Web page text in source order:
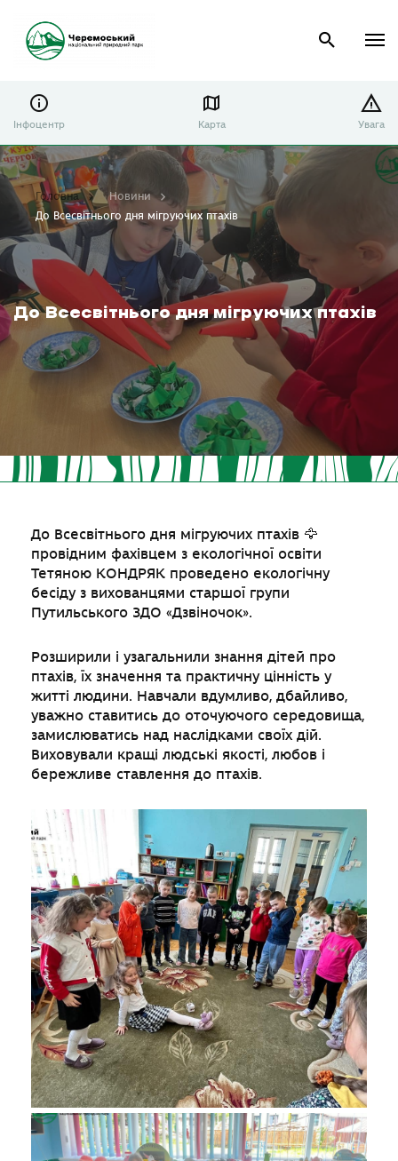
Інфоцентр Карта Увага
До Всесвітнього дня мігруючих птахів
Головна
Новини
До Всесвітнього дня мігруючих птахів
До Всесвітнього дня мігруючих птахів 🦅
провідним фахівцем з екологічної освіти
Тетяною КОНДРЯК проведено екологічну
бесіду з вихованцями старшої групи
Путильського ЗДО «Дзвіночок».
Розширили і узагальнили знання дітей про
птахів, їх значення та практичну цінність у
житті людини. Навчали вдумливо, дбайливо,
уважно ставитись до оточуючого середовища,
замислюватись над наслідками своїх дій.
Виховували кращі людські якості, любов і
бережливе ставлення до птахів.